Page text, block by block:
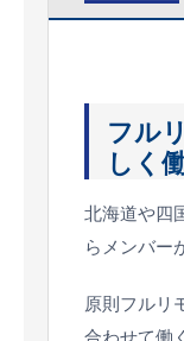
フル
しく
北海道や四
らメンバー
原則フルリ
合わせて働